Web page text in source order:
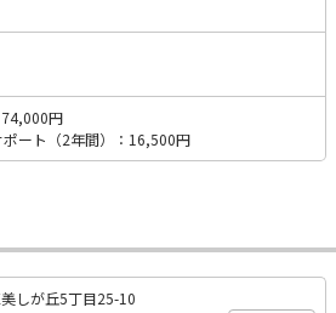
74,000円
ート（2年間）
： 16,500円
しが丘5丁目25-10